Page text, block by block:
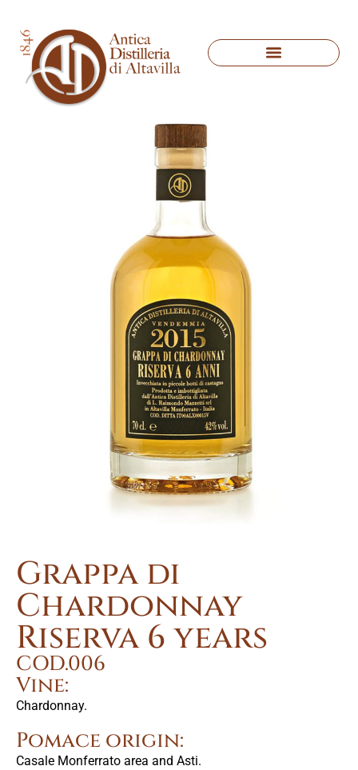
Grappa di
Chardonnay
Riserva 6 years
COD.006
Vine:
Chardonnay.
Pomace origin:
Casale Monferrato area and Asti.